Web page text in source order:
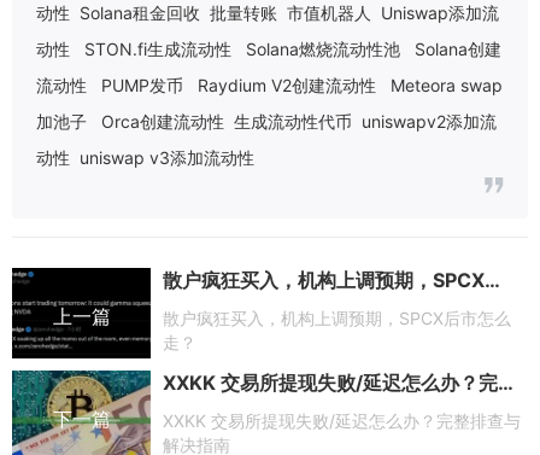
动性 Solana租金回收 批量转账 市值机器人
Uniswap添加流
动性
STON.fi生成流动性 Solana燃烧流动性池
Solana创建
流动性
PUMP发币 Raydium V2创建流动性
Meteora swap
加池子
Orca创建流动性 生成流动性代币 uniswapv2添加流
动性 uniswap v3添加流动性
上一篇
散户疯狂买入，机构上调预期，SPCX后市怎么走？
散户疯狂买入，机构上调预期，SPCX后市怎么
走？
下一篇
XXKK 交易所提现失败/延迟怎么办？完整排查与解决指南
XXKK 交易所提现失败/延迟怎么办？完整排查与
解决指南